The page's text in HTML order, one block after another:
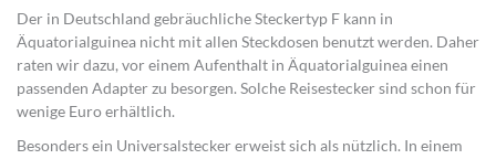
Der in Deutschland gebräuchliche Steckertyp F kann in
Äquatorialguinea nicht mit allen Steckdosen benutzt werden. Daher
raten wir dazu, vor einem Aufenthalt in Äquatorialguinea einen
passenden Adapter zu besorgen. Solche Reisestecker sind schon für
wenige Euro erhältlich.
Besonders ein Universalstecker erweist sich als nützlich. In einem